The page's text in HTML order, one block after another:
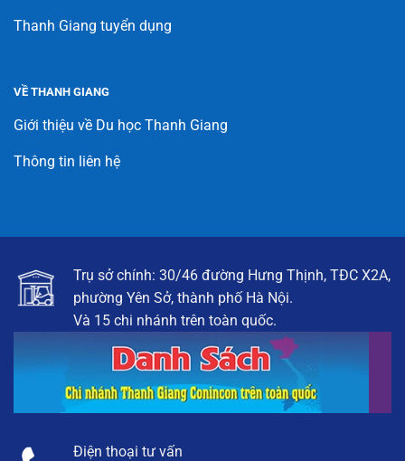
Thanh Giang tuyển dụng
VỀ THANH GIANG
Giới thiệu về Du học Thanh Giang
Thông tin liên hệ
Trụ sở chính: 30/46 đường Hưng Thịnh, TĐC X2A,
phường Yên Sở, thành phố Hà Nội.
Và 15 chi nhánh trên toàn quốc.
Điện thoại tư vấn